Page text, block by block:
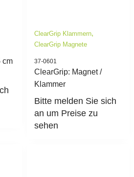
cm
ClearGrip Klammern,
ClearGrip Magnete
37-0601
ClearGrip: Magnet /
Klammer
Bitte melden Sie sich
an um Preise zu
sehen